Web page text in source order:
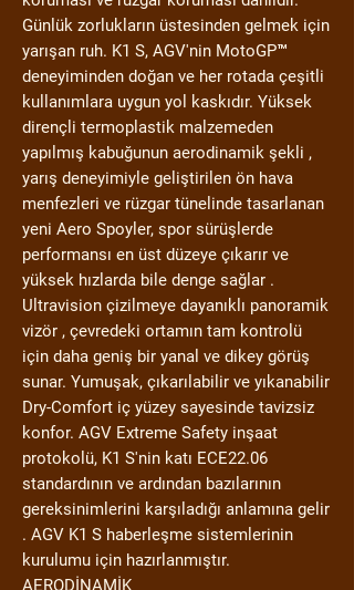
Günlük zorlukların üstesinden gelmek için
yarışan ruh. K1 S, AGV'nin MotoGP™
deneyiminden doğan ve her rotada çeşitli
kullanımlara uygun yol kaskıdır. Yüksek
dirençli termoplastik malzemeden
yapılmış kabuğunun aerodinamik şekli ,
yarış deneyimiyle geliştirilen ön hava
menfezleri ve rüzgar tünelinde tasarlanan
yeni Aero Spoyler, spor sürüşlerde
performansı en üst düzeye çıkarır ve
yüksek hızlarda bile denge sağlar .
Ultravision çizilmeye dayanıklı panoramik
vizör , çevredeki ortamın tam kontrolü
için daha geniş bir yanal ve dikey görüş
sunar. Yumuşak, çıkarılabilir ve yıkanabilir
Dry-Comfort iç yüzey sayesinde tavizsiz
konfor. AGV Extreme Safety inşaat
protokolü, K1 S'nin katı ECE22.06
standardının ve ardından bazılarının
gereksinimlerini karşıladığı anlamına gelir
. AGV K1 S haberleşme sistemlerinin
kurulumu için hazırlanmıştır.
AERODİNAMİK